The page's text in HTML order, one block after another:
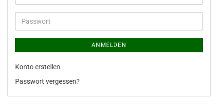
Mail-
Adresse
Passwort
ANMELDEN
Konto erstellen
Passwort vergessen?